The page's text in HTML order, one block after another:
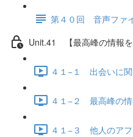
第４０回 音声ファ
Unit.41 【最高峰の情報を
４１−１ 出会いに
４１−２ 最高峰の
４１−３ 他人のアフ